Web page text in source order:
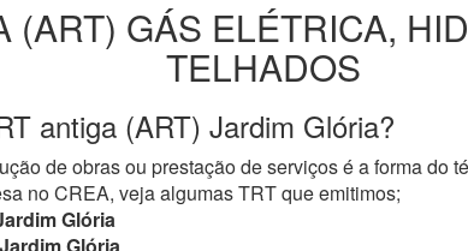
(ART) GÁS ELÉTRICA,
TELHADOS
antiga (ART) Jardim Glória?
de obras ou prestação de serviços é a forma do
no CREA, veja algumas TRT que emitimos;
Glória